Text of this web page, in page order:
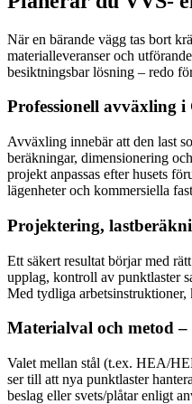
När en bärande vägg tas bort
materialleveranser och
besiktningsbar lösning – redo
Professionell avväxling i
Avväxling innebär att den last
beräkningar, dimensionering
projekt anpassas efter husets
lägenheter och kommersiella
Projektering,
Ett säkert resultat börjar med
upplag, kontroll av punktlaster
Med tydliga
Materialval och metod
Valet mellan stål (t.ex. HEA/
ser till att nya punktlaster
beslag eller svets/plåtar enligt